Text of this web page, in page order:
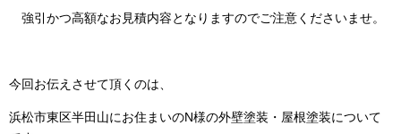
強引かつ高額なお見積内容となりますのでご注意くださいませ。
今回お伝えさせて頂くのは、
浜松市東区半田山にお住まいのN様の外壁塗装・屋根塗装について